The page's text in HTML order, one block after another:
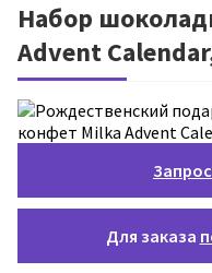
Набор
Advent
Для заказа